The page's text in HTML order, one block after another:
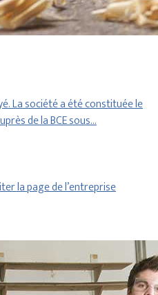
La société a été constituée le
de la BCE sous…
la page de l’entreprise